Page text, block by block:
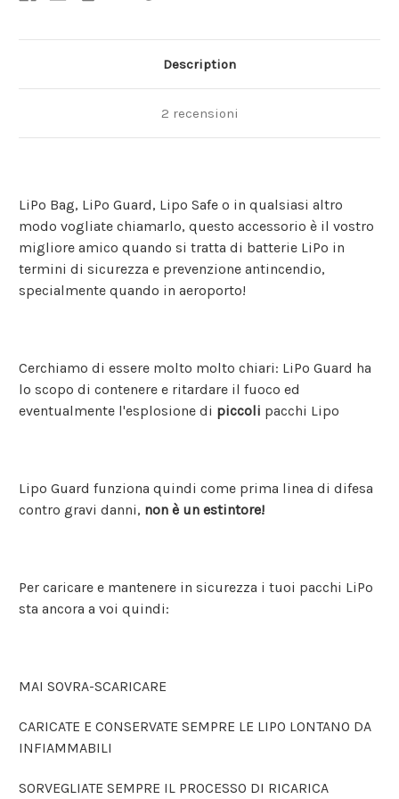
Description
2 recensioni
LiPo Bag, LiPo Guard, Lipo Safe o in qualsiasi altro
modo vogliate chiamarlo, questo accessorio è il vostro
migliore amico quando si tratta di batterie LiPo in
termini di sicurezza e prevenzione antincendio,
specialmente quando in aeroporto!
Cerchiamo di essere molto molto chiari: LiPo Guard ha
lo scopo di contenere e ritardare il fuoco ed
eventualmente l'esplosione di piccoli pacchi Lipo
Lipo Guard funziona quindi come prima linea di difesa
contro gravi danni, non è un estintore!
Per caricare e mantenere in sicurezza i tuoi pacchi LiPo
sta ancora a voi quindi:
MAI SOVRA-SCARICARE
CARICATE E CONSERVATE SEMPRE LE LIPO LONTANO DA
INFIAMMABILI
SORVEGLIATE SEMPRE IL PROCESSO DI RICARICA